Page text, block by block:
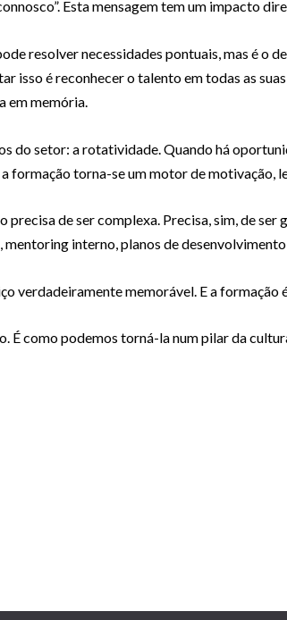
Esta mensagem tem um impacto
resolver necessidades pontuais, mas é
isso é reconhecer o talento em todas as
em memória.
do setor: a rotatividade. Quando há
formação torna-se um motor de motivação,
de ser complexa. Precisa, sim, de
interno, planos de
verdadeiramente memorável. E a formação
É como podemos torná-la num pilar da